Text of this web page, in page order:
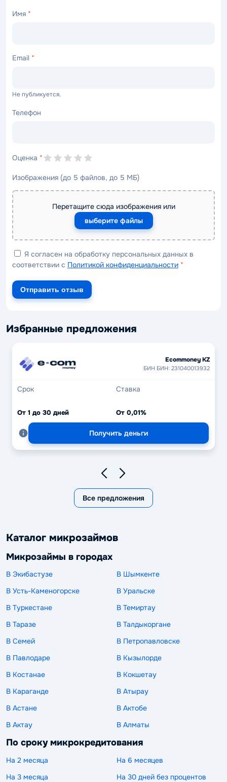
Имя *
Email *
Не публикуется.
Телефон
Оценка *
Изображения (до 5 файлов, до 5 МБ)
Перетащите сюда изображения или
выберите файлы
Я согласен на обработку персональных данных в
соответствии с Политикой конфиденциальности *
Отправить отзыв
Избранные предложения
Ecommoney KZ
БИН БИН: 231040013932
Срок
От 1 до 30 дней
Ставка
От 0,01%
Получить деньги
Все предложения
Каталог микрозаймов
Микрозаймы в городах
В Экибастузе
В Шымкенте
В Усть-Каменогорске
В Уральске
В Туркестане
В Темиртау
В Таразе
В Талдыкоргане
В Семей
В Петропавловске
В Павлодаре
В Кызылорде
В Костанае
В Кокшетау
В Караганде
В Атырау
В Астане
В Актобе
В Актау
В Алматы
По сроку микрокредитования
На 2 месяца
На 6 месяцев
На 3 месяца
На 30 дней без процентов